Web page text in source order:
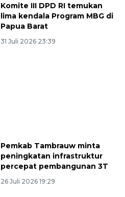
Komite III DPD RI temukan
lima kendala Program MBG di
Papua Barat
31 Juli 2026 23:39
Pemkab Tambrauw minta
peningkatan infrastruktur
percepat pembangunan 3T
26 Juli 2026 19:29